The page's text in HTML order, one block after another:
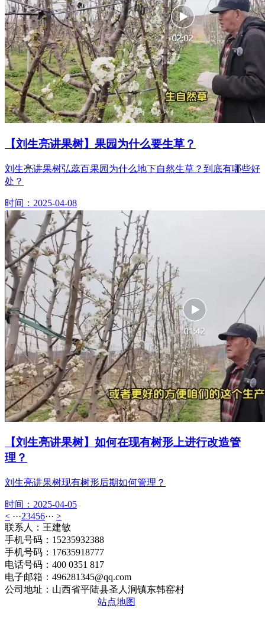
【刘生亮讲果树】果园为什么要生草？
刘生亮讲果树弘蕊百果园为什么地下自然生草？到底有哪些好
处？
时间：2025-04-08
【刘生亮讲果树】如何在现有树形上进行改造管
理？
刘生亮讲果树现有树形后期如何管理？
时间：2025-04-05
< ···23456··· >
联系人：王建敏
手机号码：15235932388
手机号码：17635918777
电话号码：400 0351 817
电子邮箱：496281345@qq.com
公司地址：山西省平陆县圣人涧镇东韩窑村
站点地图